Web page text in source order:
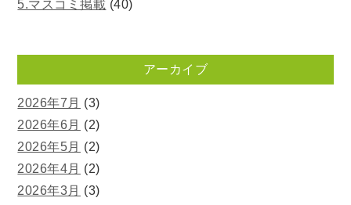
5.マスコミ掲載 (40)
アーカイブ
2026年7月 (3)
2026年6月 (2)
2026年5月 (2)
2026年4月 (2)
2026年3月 (3)